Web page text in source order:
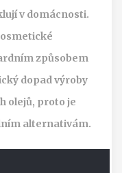
v domácnosti.
způsobem
dopad výroby
olejů, proto je
alternativám.